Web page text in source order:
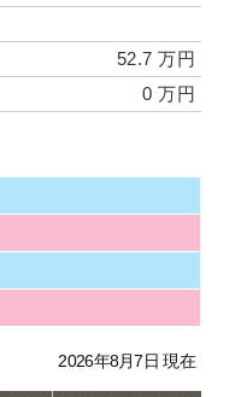
52.7 万円
0 万円
2026年8月7日 現在